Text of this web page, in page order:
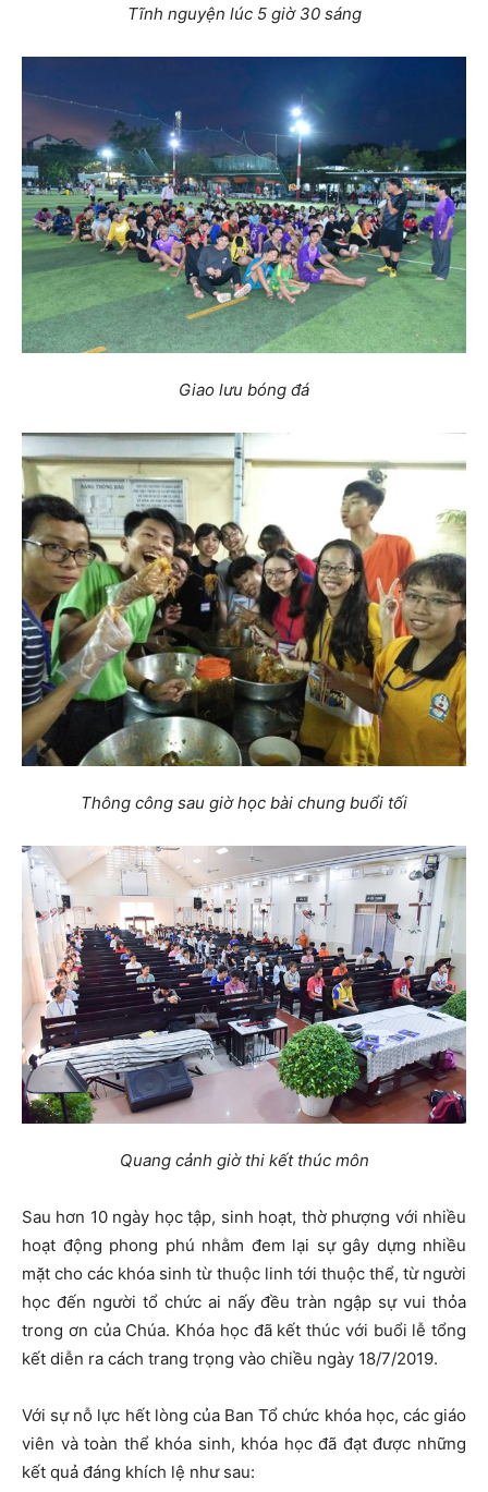
Tĩnh nguyện lúc 5 giờ 30 sáng
Giao lưu bóng đá
Thông công sau giờ học bài chung buổi tối
Quang cảnh giờ thi kết thúc môn
Sau hơn 10 ngày học tập, sinh hoạt, thờ phượng với nhiều
hoạt động phong phú nhằm đem lại sự gây dựng nhiều
mặt cho các khóa sinh từ thuộc linh tới thuộc thể, từ người
học đến người tổ chức ai nấy đều tràn ngập sự vui thỏa
trong ơn của Chúa. Khóa học đã kết thúc với buổi lễ tổng
kết diễn ra cách trang trọng vào chiều ngày 18/7/2019.
Với sự nỗ lực hết lòng của Ban Tổ chức khóa học, các giáo
viên và toàn thể khóa sinh, khóa học đã đạt được những
kết quả đáng khích lệ như sau: